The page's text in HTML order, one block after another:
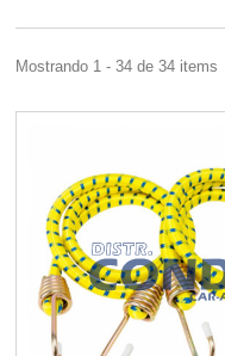
Mostrando 1 - 34 de 34 items